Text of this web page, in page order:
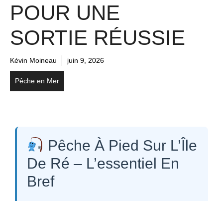
POUR UNE
SORTIE RÉUSSIE
Kévin Moineau juin 9, 2026
Pêche en Mer
Pêche À Pied Sur L’Île
De Ré – L’essentiel En
Bref